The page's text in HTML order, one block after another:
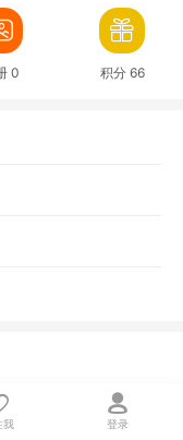
0 积分 66
我 登录